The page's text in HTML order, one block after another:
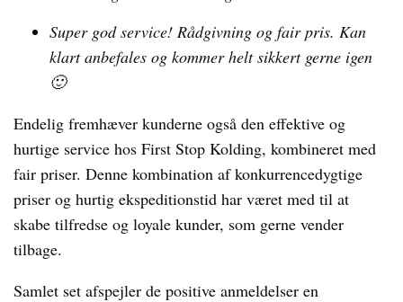
Super god service! Rådgivning og fair pris. Kan
klart anbefales og kommer helt sikkert gerne igen
🙂
Endelig fremhæver kunderne også den effektive og
hurtige service hos First Stop Kolding, kombineret med
fair priser. Denne kombination af konkurrencedygtige
priser og hurtig ekspeditionstid har været med til at
skabe tilfredse og loyale kunder, som gerne vender
tilbage.
Samlet set afspejler de positive anmeldelser en